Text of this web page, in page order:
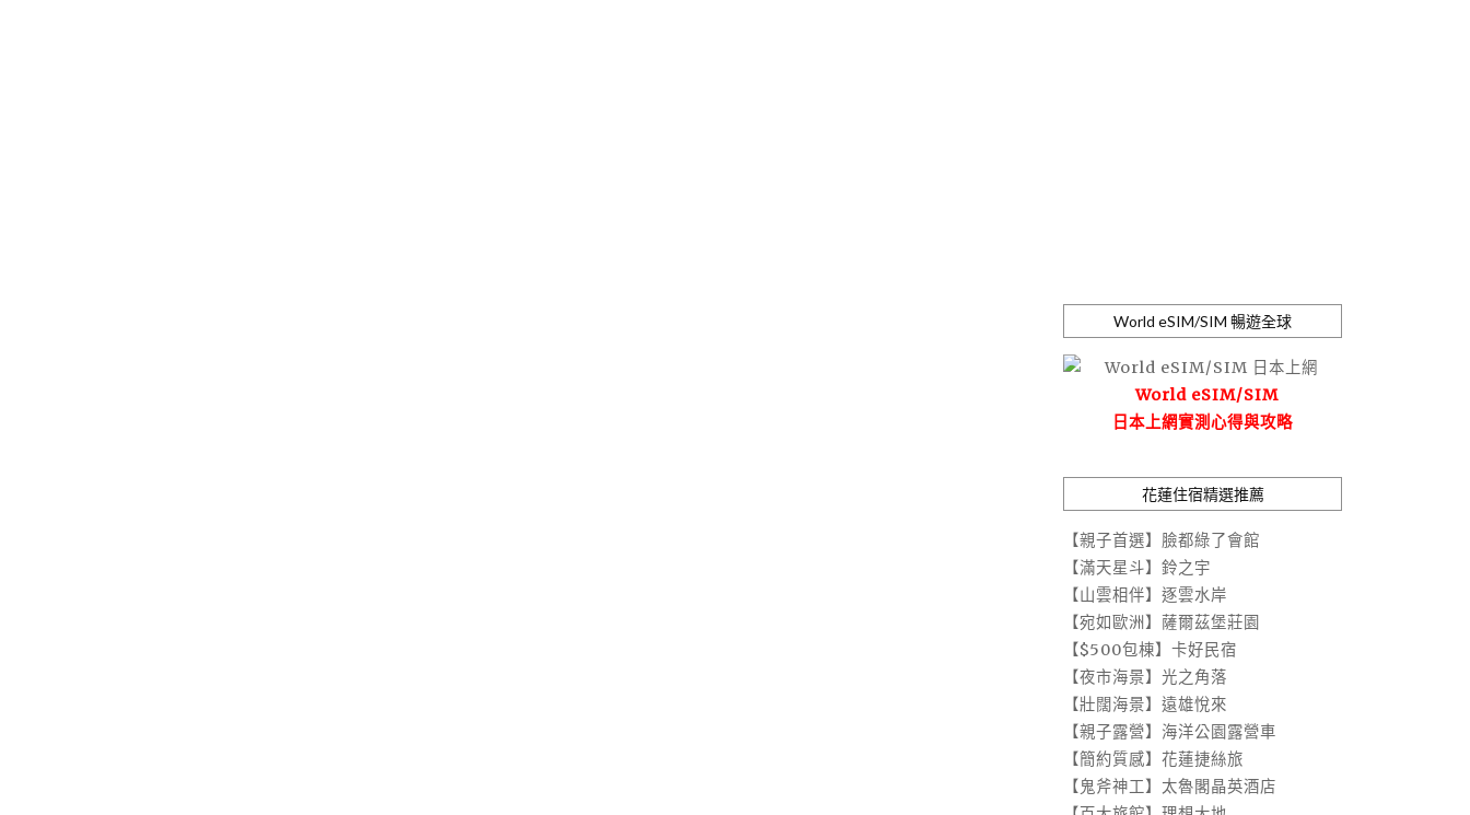
World eSIM/SIM 暢遊全球
World eSIM/SIM
日本上網實測心得與攻略
花蓮住宿精選推薦
【親子首選】臉都綠了會館
【滿天星斗】鈴之宇
【山雲相伴】逐雲水岸
【宛如歐洲】薩爾茲堡莊園
【$500包棟】卡好民宿
【夜市海景】光之角落
【壯闊海景】遠雄悅來
【親子露營】海洋公園露營車
【簡約質感】花蓮捷絲旅
【鬼斧神工】太魯閣晶英酒店